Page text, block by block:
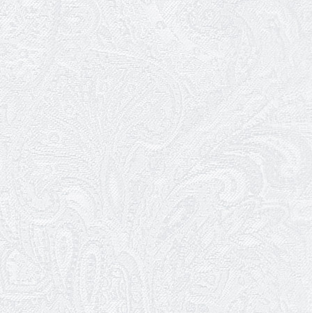
24.04.2026
З прем'єрою вистави «Божевільна
родина»!
02.04.2026
Запрошуємо на прем'єру вистави
«Божевільна родина»
01.04.2026
Трудовий ювілей Олени Корольової
27.03.2026
З Всесвітнім днем театру!
26.03.2026
Божевільна родина — 24 та 26 квітня
25.03.2026
Нам — 79!
17.03.2026